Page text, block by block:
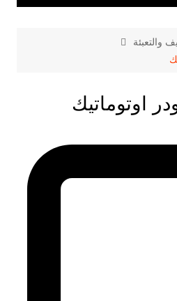
والتعبئة
اوتوماتيك